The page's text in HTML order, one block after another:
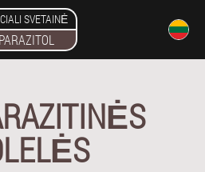
SVETAINĖ
PARAZITOL